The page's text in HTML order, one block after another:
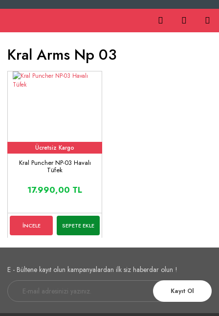
Kral Arms Np 03
Ücretsiz Kargo
Kral Puncher NP-03 Havalı
Tüfek
17.990,00 TL
İNCELE SEPETE EKLE
E - Bültene kayıt olun kampanyalardan ilk siz haberdar olun !
Kayıt Ol